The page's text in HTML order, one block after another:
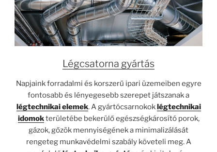
Légcsatorna gyártás
Napjaink forradalmi és korszerű ipari üzemeiben egyre
fontosabb és lényegesebb szerepet játszanak a
légtechnikai elemek. A gyártócsarnokoklégtechnikai
idomokterületébe bekerülő egészségkárosító porok,
gázok, gőzök mennyiségének a minimalizálását
rengeteg munkavédelmi szabály követeli meg. A